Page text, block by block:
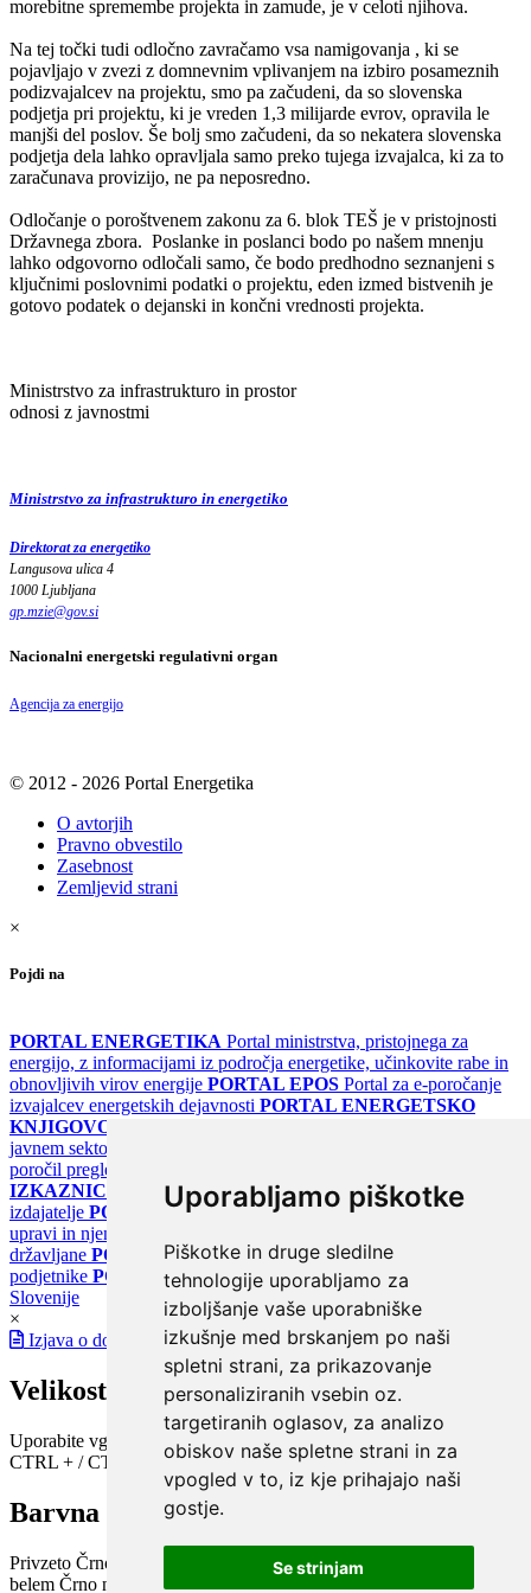
Uporabljamo piškotke
Piškotke in druge sledilne
tehnologije uporabljamo za
izboljšanje vaše uporabniške
izkušnje med brskanjem po naši
spletni strani, za prikazovanje
personaliziranih vsebin oz.
targetiranih oglasov, za analizo
obiskov naše spletne strani in za
vpogled v to, iz kje prihajajo naši
gostje.
Se strinjam
morebitne spremembe projekta in zamude, je v celoti njihova.
Na tej točki tudi odločno zavračamo vsa namigovanja , ki se
pojavljajo v zvezi z domnevnim vplivanjem na izbiro posameznih
podizvajalcev na projektu, smo pa začudeni, da so slovenska
podjetja pri projektu, ki je vreden 1,3 milijarde evrov, opravila le
manjši del poslov. Še bolj smo začudeni, da so nekatera slovenska
podjetja dela lahko opravljala samo preko tujega izvajalca, ki za to
zaračunava provizijo, ne pa neposredno.
Odločanje o poroštvenem zakonu za 6. blok TEŠ je v pristojnosti
Državnega zbora. Poslanke in poslanci bodo po našem mnenju
lahko odgovorno odločali samo, če bodo predhodno seznanjeni s
ključnimi poslovnimi podatki o projektu, eden izmed bistvenih je
gotovo podatek o dejanski in končni vrednosti projekta.
Ministrstvo za infrastrukturo in prostor
odnosi z javnostmi
Ministrstvo za infrastrukturo in energetiko
Direktorat za energetiko
Langusova ulica 4
1000 Ljubljana
gp.mzie@gov.si
Nacionalni energetski regulativni organ
Agencija za energijo
© 2012 - 2026 Portal Energetika
O avtorjih
Pravno obvestilo
Zasebnost
Zemljevid strani
×
Pojdi na
PORTAL ENERGETIKA Portal ministrstva, pristojnega za
energijo, z informacijami iz področja energetike, učinkovite rabe in
obnovljivih virov energije PORTAL EPOS Portal za e-poročanje
izvajalcev energetskih dejavnosti PORTAL ENERGETSKO
KNJIGOVODSTVO
javnem sektorju
poročil pregledov klimatskih sistemov
IZKAZNICE
Register energetskih izkaznic - za izdelovalce in
izdajatelje PORTAL GOV.SI Osrednje spletno mesto o državni
upravi in njenih storitvah
državljane PORTAL SPOT Državni portal za podjetja in
podjetnike PORTAL OPSI Državni portal odprtih podatkov
Slovenije
×
Izjava o dostopnosti
Velikost pisave
Uporabite vgrajeno funkcijo brskalnika
CTRL + / CTRL -
Barvna shema
Privzeto Črno na belem Belo na črnem Črno na bež
belem Črno na zelenem Modro na rumenem